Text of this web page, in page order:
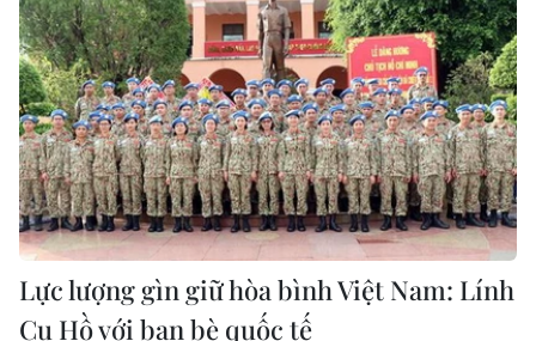
Lực lượng gìn giữ hòa bình Việt Nam: Lính
Cụ Hồ với bạn bè quốc tế